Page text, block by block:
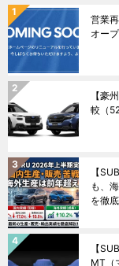
営業
オープ
【豪
較 （
【
も、
を徹
【
MT（